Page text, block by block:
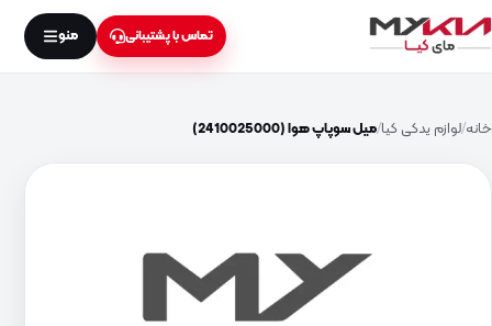
تماس با پشتیبانی منو
خانه لوازم یدکی کیا میل سوپاپ هوا (2410025000)